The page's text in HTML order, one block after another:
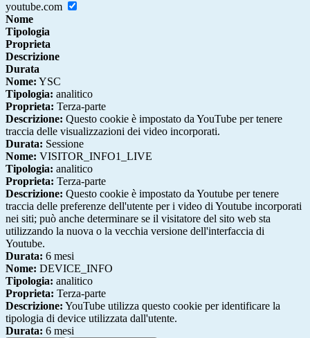
youtube.com
Nome
Tipologia
Proprieta
Descrizione
Durata
Nome: YSC
Tipologia: analitico
Proprieta: Terza-parte
Descrizione: Questo cookie è impostato da YouTube per tenere
traccia delle visualizzazioni dei video incorporati.
Durata: Sessione
Nome: VISITOR_INFO1_LIVE
Tipologia: analitico
Proprieta: Terza-parte
Descrizione: Questo cookie è impostato da Youtube per tenere
traccia delle preferenze dell'utente per i video di Youtube incorporati
nei siti; può anche determinare se il visitatore del sito web sta
utilizzando la nuova o la vecchia versione dell'interfaccia di
Youtube.
Durata: 6 mesi
Nome: DEVICE_INFO
Tipologia: analitico
Proprieta: Terza-parte
Descrizione: YouTube utilizza questo cookie per identificare la
tipologia di device utilizzata dall'utente.
Durata: 6 mesi